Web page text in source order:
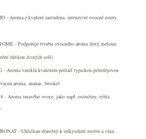
- Aroma z kvašení zastudena, intenzivní ovocné estery
- Podporuje tvorbu ovocného aroma žlutý meloun,
dávkou živných solí)
Aroma vzniklá kvašením potlačí typickou petrolejovou
aroma, ananas, broskev
Aroma tmavého ovoce, jako např. ostružiny, rybíz,
- Uhličitan draselný k odkyselení moštu a vína.